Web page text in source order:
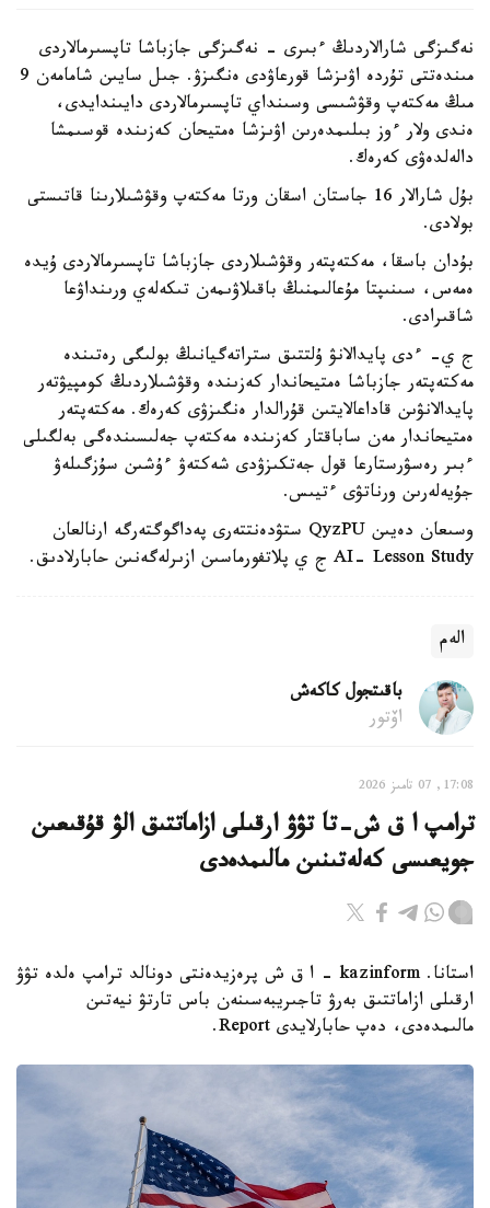
نەگىزگى شارالاردىڭ ءبىرى - نەگىزگى جازباشا تاپسىرمالاردى
مىندەتتى تۇردە اۋىزشا قورعاۋدى ەنگىزۋ. جىل سايىن شامامەن 9
مىڭ مەكتەپ وقۋشىسى وسىنداي تاپسىرمالاردى دايىندايدى،
ەندى ولار ءوز بىلىمدەرىن اۋىزشا ەمتيحان كەزىندە قوسىمشا
دالەلدەۋى كەرەك.
بۇل شارالار 16 جاستان اسقان ورتا مەكتەپ وقۋشىلارىنا قاتىستى
بولادى.
بۇدان باسقا، مەكتەپتەر وقۋشىلاردى جازباشا تاپسىرمالاردى ۇيدە
ەمەس، سىنىپتا مۇعالىمنىڭ باقىلاۋىمەن تىكەلەي ورىنداۋعا
شاقىرادى.
ج ي- ءدى پايدالانۋ ۇلتتىق ستراتەگيانىڭ بولىگى رەتىندە
مەكتەپتەر جازباشا ەمتيحاندار كەزىندە وقۋشىلاردىڭ كومپيۋتەر
پايدالانۋىن قاداعالايتىن قۇرالدار ەنگىزۋى كەرەك. مەكتەپتەر
ەمتيحاندار مەن ساباقتار كەزىندە مەكتەپ جەلىسىندەگى بەلگىلى
ءبىر رەسۋرستارعا قول جەتكىزۋدى شەكتەۋ ءۇشىن سۇزگىلەۋ
جۇيەلەرىن ورناتۋى ءتيىس.
وسىعان دەيىن QyzPU ستۋدەنتتەرى پەداگوگتەرگە ارنالعان
AI- Lesson Study ج ي پلاتفورماسىن ازىرلەگەنىن حابارلادىق.
الەم
باقىتجول كاكەش
اۆتور
17:08, 07 تامىز 2026
ترامپ ا ق ش-تا تۋۋ ارقىلى ازاماتتىق الۋ قۇقىعىن
جويعىسى كەلەتىنىن مالىمدەدى
استانا. kazinform - ا ق ش پرەزيدەنتى دونالد ترامپ ەلدە تۋۋ
ارقىلى ازاماتتىق بەرۋ تاجىريبەسىنەن باس تارتۋ نيەتىن
مالىمدەدى، دەپ حابارلايدى Report.